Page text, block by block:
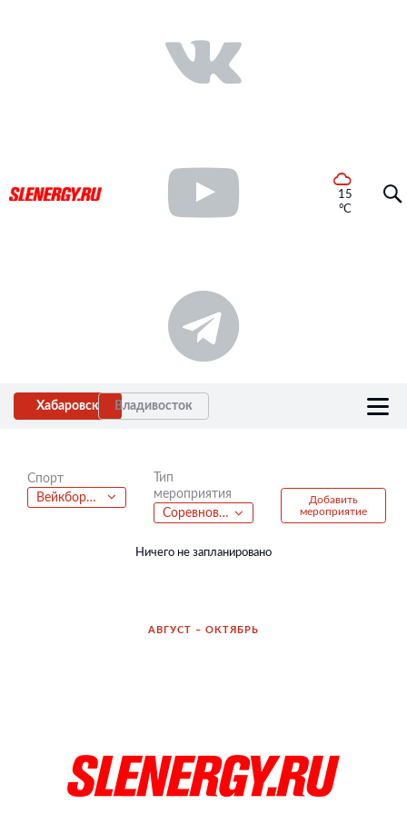
15
°C
Хабаровск Владивосток
Спорт
Вейкбординг
Тип
мероприятия
Соревнования
Добавить
мероприятие
Ничего не запланировано
АВГУСТ – ОКТЯБРЬ